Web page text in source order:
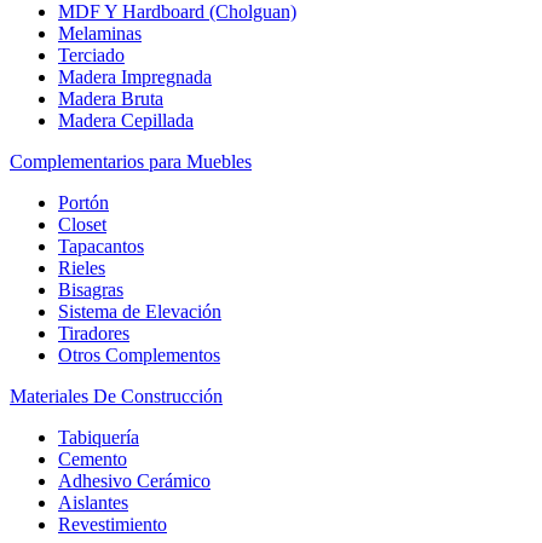
MDF Y Hardboard (Cholguan)
Melaminas
Terciado
Madera Impregnada
Madera Bruta
Madera Cepillada
Complementarios para Muebles
Portón
Closet
Tapacantos
Rieles
Bisagras
Sistema de Elevación
Tiradores
Otros Complementos
Materiales De Construcción
Tabiquería
Cemento
Adhesivo Cerámico
Aislantes
Revestimiento